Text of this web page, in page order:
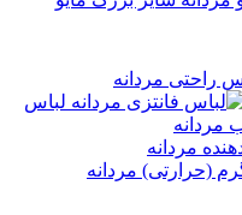
راحتی مردانه
لباس
مردانه
مردانه
(حرارتی) مردانه